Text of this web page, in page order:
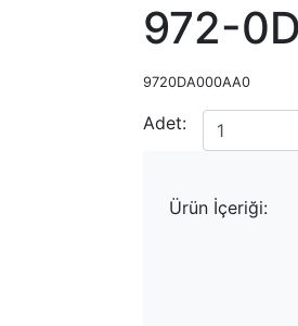
972-
9720DA000AA0
Adet:
Ürün İçeriği: